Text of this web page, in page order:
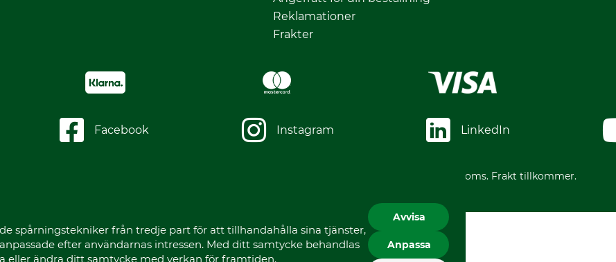
Reklamationer
Frakter
Facebook Instagram LinkedIn
*Alla priser inklusive moms. Frakt tillkommer.
spårningstekniker från tredje part för att tillhandahålla sina tjänster,
efter användarnas intressen. Med ditt samtycke behandlas
eller ändra ditt samtycke med verkan för framtiden.
Avvisa
Anpassa